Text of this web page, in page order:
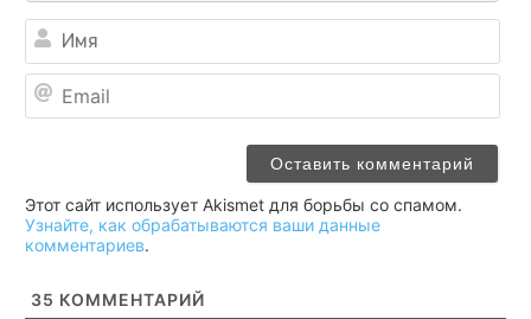
Этот сайт использует Akismet для борьбы со спамом.
Узнайте, как обрабатываются ваши данные
комментариев.
35 КОММЕНТАРИЙ